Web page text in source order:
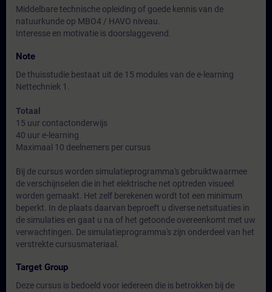
Middelbare technische opleiding of goede kennis van de
natuurkunde op MBO4 / HAVO niveau.
Interesse en motivatie is doorslaggevend.
Note
De thuisstudie bestaat uit de 15 modules van de e-learning
Nettechniek 1.
Totaal
15 uur contactonderwijs
40 uur e-learning
Maximaal 10 deelnemers per cursus
Bij de cursus worden simulatieprogramma's gebruiktwaarmee
de verschijnselen die in het elektrische net optreden visueel
worden gemaakt. Het zelf berekenen wordt tot een minimum
beperkt. In de plaats daarvan beproeft u diverse netsituaties in
de simulaties en gaat u na of het getoonde overeenkomt met uw
verwachtingen. De simulatieprogramma's zijn onderdeel van het
verstrekte cursusmateriaal.
Target Group
Deze cursus is bedoeld voor iedereen die is betrokken bij de